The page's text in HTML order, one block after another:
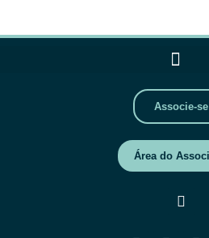
Associe-se
Área do